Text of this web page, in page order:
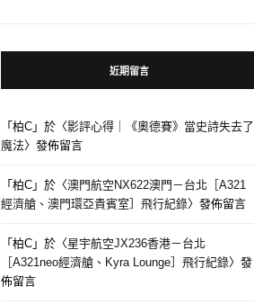
近期留言
「柏C 」於〈影評心得｜《奧德賽》當史詩失去了
魔法〉發佈留言
「柏C 」於〈澳門航空NX622澳門－台北［A321
經濟艙、澳門環亞貴賓室］飛行紀錄〉發佈留言
「柏C 」於〈星宇航空JX236香港－台北
［A321neo經濟艙、Kyra Lounge］飛行紀錄〉發
佈留言